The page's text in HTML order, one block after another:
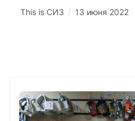
This is СИЗ / 13 июня 2022